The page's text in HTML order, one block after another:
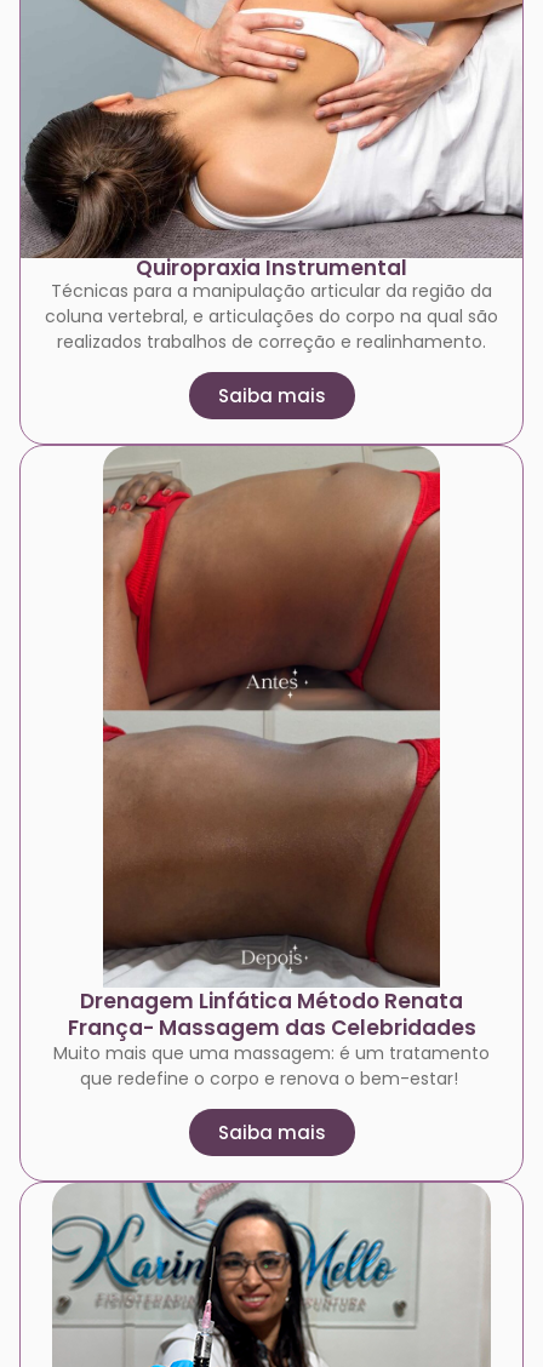
Quiropraxia Instrumental
Técnicas para a manipulação articular da região da
coluna vertebral, e articulações do corpo na qual são
realizados trabalhos de correção e realinhamento.
Saiba mais
Drenagem Linfática Método Renata
França- Massagem das Celebridades
Muito mais que uma massagem: é um tratamento
que redefine o corpo e renova o bem-estar!
Saiba mais